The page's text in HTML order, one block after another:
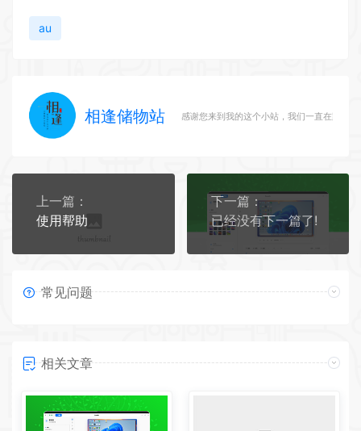
au
相逢储物站 感谢您来到我的这个小站，我们一直在路上
上一篇：
使用帮助
下一篇：
已经没有下一篇了!
常见问题
相关文章